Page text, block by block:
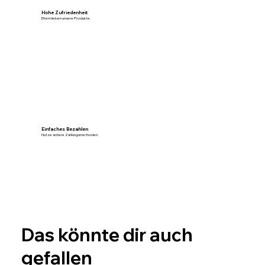
Hohe Zufriedenheit
Eltern lieben unsere Produkte.
Einfaches Bezahlen
Nutze sichere Zahlungsmethoden.
Das könnte dir auch
gefallen